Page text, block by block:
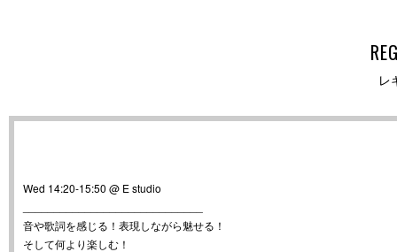
レ
Wed 14:20-15:50 @ E studio
音や歌詞を感じる！表現しながら魅せる！
そして何より楽しむ！